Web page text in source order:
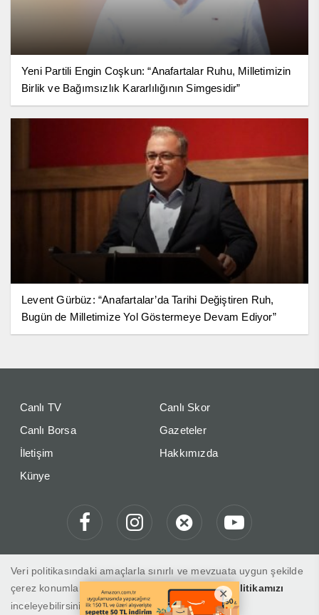
Yeni Partili Engin Coşkun: “Anafartalar Ruhu, Milletimizin
Birlik ve Bağımsızlık Kararlılığının Simgesidir”
Levent Gürbüz: “Anafartalar’da Tarihi Değiştiren Ruh,
Bugün de Milletimize Yol Göstermeye Devam Ediyor”
Canlı TV
Canlı Skor
Canlı Borsa
Gazeteler
İletişim
Hakkımızda
Künye
Gelibolu Gaste "Haberin Doğru Adresi"
Veri politikasındaki amaçlarla sınırlı ve mevzuata uygun şekilde
çerez konumlandırmaktayız. Detaylar içinveri politikamızı
inceleyebilirsiniz.